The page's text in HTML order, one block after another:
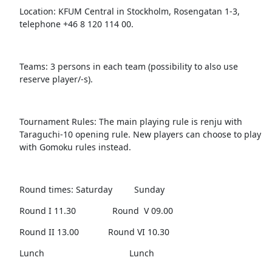
Location: KFUM Central in Stockholm, Rosengatan 1-3,
telephone +46 8 120 114 00.
Teams: 3 persons in each team (possibility to also use
reserve player/-s).
Tournament Rules: The main playing rule is renju with
Taraguchi-10 opening rule. New players can choose to play
with Gomoku rules instead.
Round times: Saturday Sunday
Round I 11.30 Round V 09.00
Round II 13.00 Round VI 10.30
Lunch Lunch